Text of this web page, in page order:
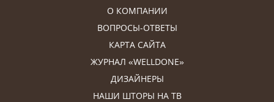
О КОМПАНИИ
ВОПРОСЫ-ОТВЕТЫ
КАРТА САЙТА
ЖУРНАЛ «WELLDONE»
ДИЗАЙНЕРЫ
НАШИ ШТОРЫ НА ТВ